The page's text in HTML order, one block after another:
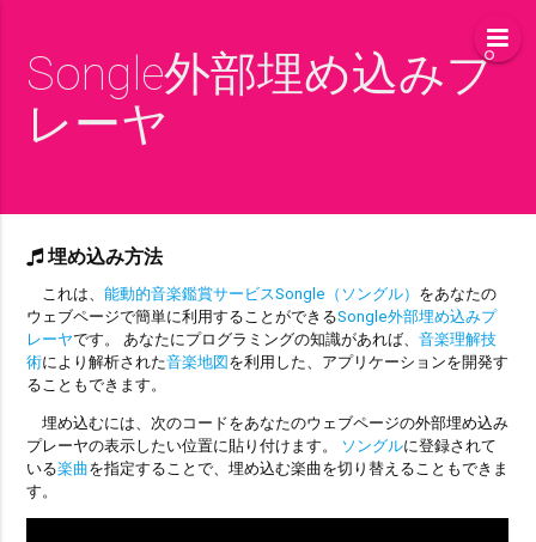
Songle外部埋め込みプ
レーヤ
埋め込み方法
これは、能動的音楽鑑賞サービスSongle（ソングル） をあなたの
ウェブページで簡単に利用することができるSongle外部埋め込みプ
レーヤです。 あなたにプログラミングの知識があれば、音楽理解技
術により解析された音楽地図を利用した、アプリケーションを開発す
ることもできます。
埋め込むには、次のコードをあなたのウェブページの外部埋め込み
プレーヤの表示したい位置に貼り付けます。 ソングルに登録されて
いる楽曲を指定することで、埋め込む楽曲を切り替えることもできま
す。